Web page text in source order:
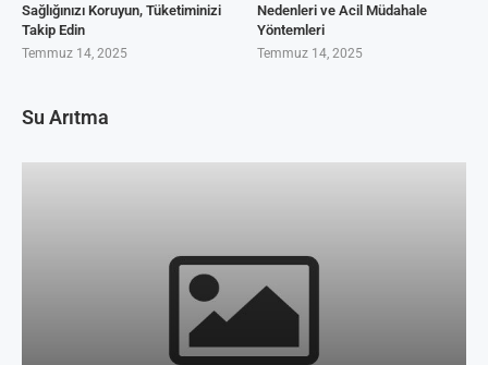
Sağlığınızı Koruyun, Tüketiminizi
Takip Edin
Temmuz 14, 2025
Nedenleri ve Acil Müdahale
Yöntemleri
Temmuz 14, 2025
Su Arıtma